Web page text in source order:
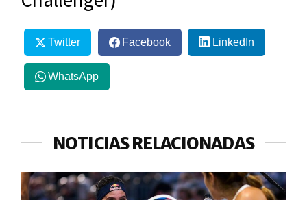
Twitter Facebook LinkedIn
WhatsApp
NOTICIAS RELACIONADAS